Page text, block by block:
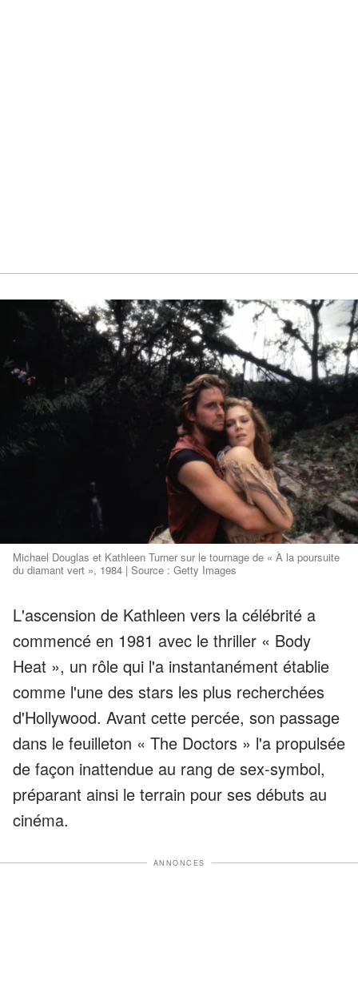
Michael Douglas et Kathleen Turner sur le tournage de « À la poursuite
du diamant vert », 1984 | Source : Getty Images
L'ascension de Kathleen vers la célébrité a
commencé en 1981 avec le thriller « Body
Heat », un rôle qui l'a instantanément établie
comme l'une des stars les plus recherchées
d'Hollywood. Avant cette percée, son passage
dans le feuilleton « The Doctors » l'a propulsée
de façon inattendue au rang de sex-symbol,
préparant ainsi le terrain pour ses débuts au
cinéma.
ANNONCES